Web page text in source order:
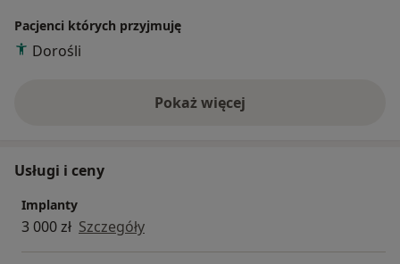
kierunku higienistka stomatologiczna. Cenię sobie
profesjonalizm i indywidualne podejście do pacjenta.
górską oraz podróżami.
Pacjenci których przyjmuję
Dorośli
Pokaż więcejo doświadczeniu
Usługi i ceny
Implanty
3 000 zł Szczegóły